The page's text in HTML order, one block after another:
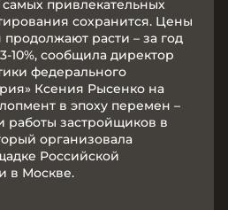
привлекательных
сохранится. Цены
расти – за год
10%, сообщила директор
федерального
Ксения Рысенко на
в эпоху перемен –
застройщиков в
организовала
Российской
в Москве.